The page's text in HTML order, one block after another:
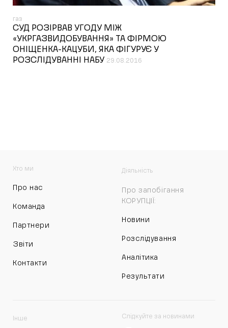
газ
СУД РОЗІРВАВ УГОДУ МІЖ
«УКРГАЗВИДОБУВАННЯ» ТА ФІРМОЮ
ОНІЩЕНКА-КАЦУБИ, ЯКА ФІГУРУЄ У
РОЗСЛІДУВАННІ НАБУ 29.08.2016
Хто ми
Про нас
Команда
Партнери
Звіти
Контакти
Діяльність
Про запобігання
КОРУПЦІЇ:
Новини
Розслідування
Аналітика
Результати
Інше Слідкуйте за новинами